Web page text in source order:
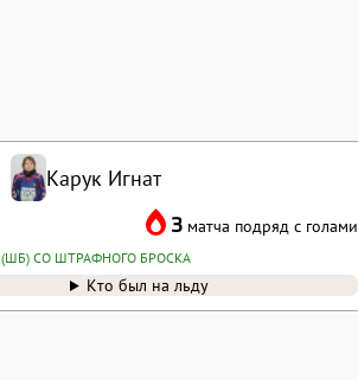
Карук Игнат
3 матча подряд с голами
(ШБ) СО ШТРАФНОГО БРОСКА
Кто был на льду